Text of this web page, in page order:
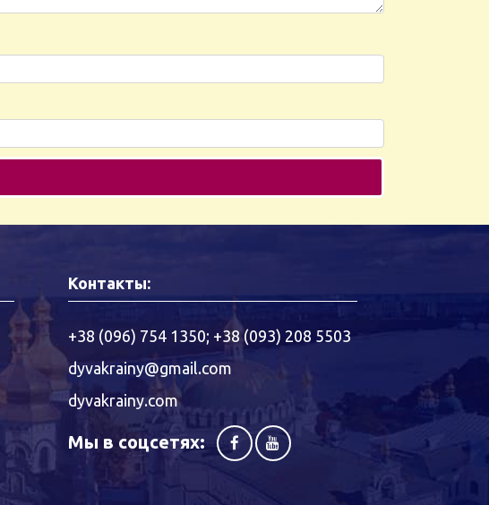
Контакты:
+38 (096) 754 1350; +38 (093) 208 5503
dyvakrainy@gmail.com
dyvakrainy.com
Мы в соцсетях: